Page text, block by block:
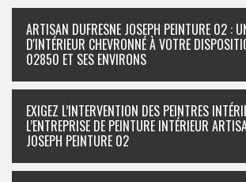
ARTISAN DUFRESNE JOSEPH PEINTURE 02 :
D'INTÉRIEUR CHEVRONNÉ À VOTRE
02850 ET SES ENVIRONS
EXIGEZ L’INTERVENTION DES PEINTRES
L’ENTREPRISE DE PEINTURE INTÉRIEUR
JOSEPH PEINTURE 02